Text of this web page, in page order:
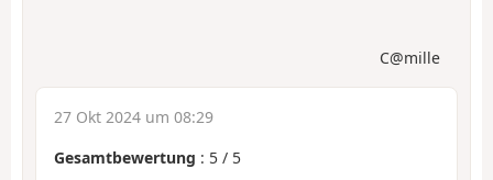
C@mille
27 Okt 2024 um 08:29
Gesamtbewertung : 5 / 5